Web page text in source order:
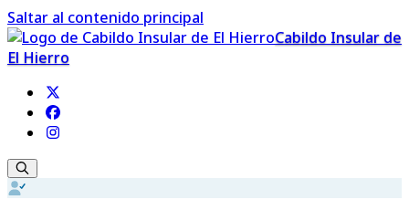
Saltar al contenido principal
Cabildo Insular de
El Hierro